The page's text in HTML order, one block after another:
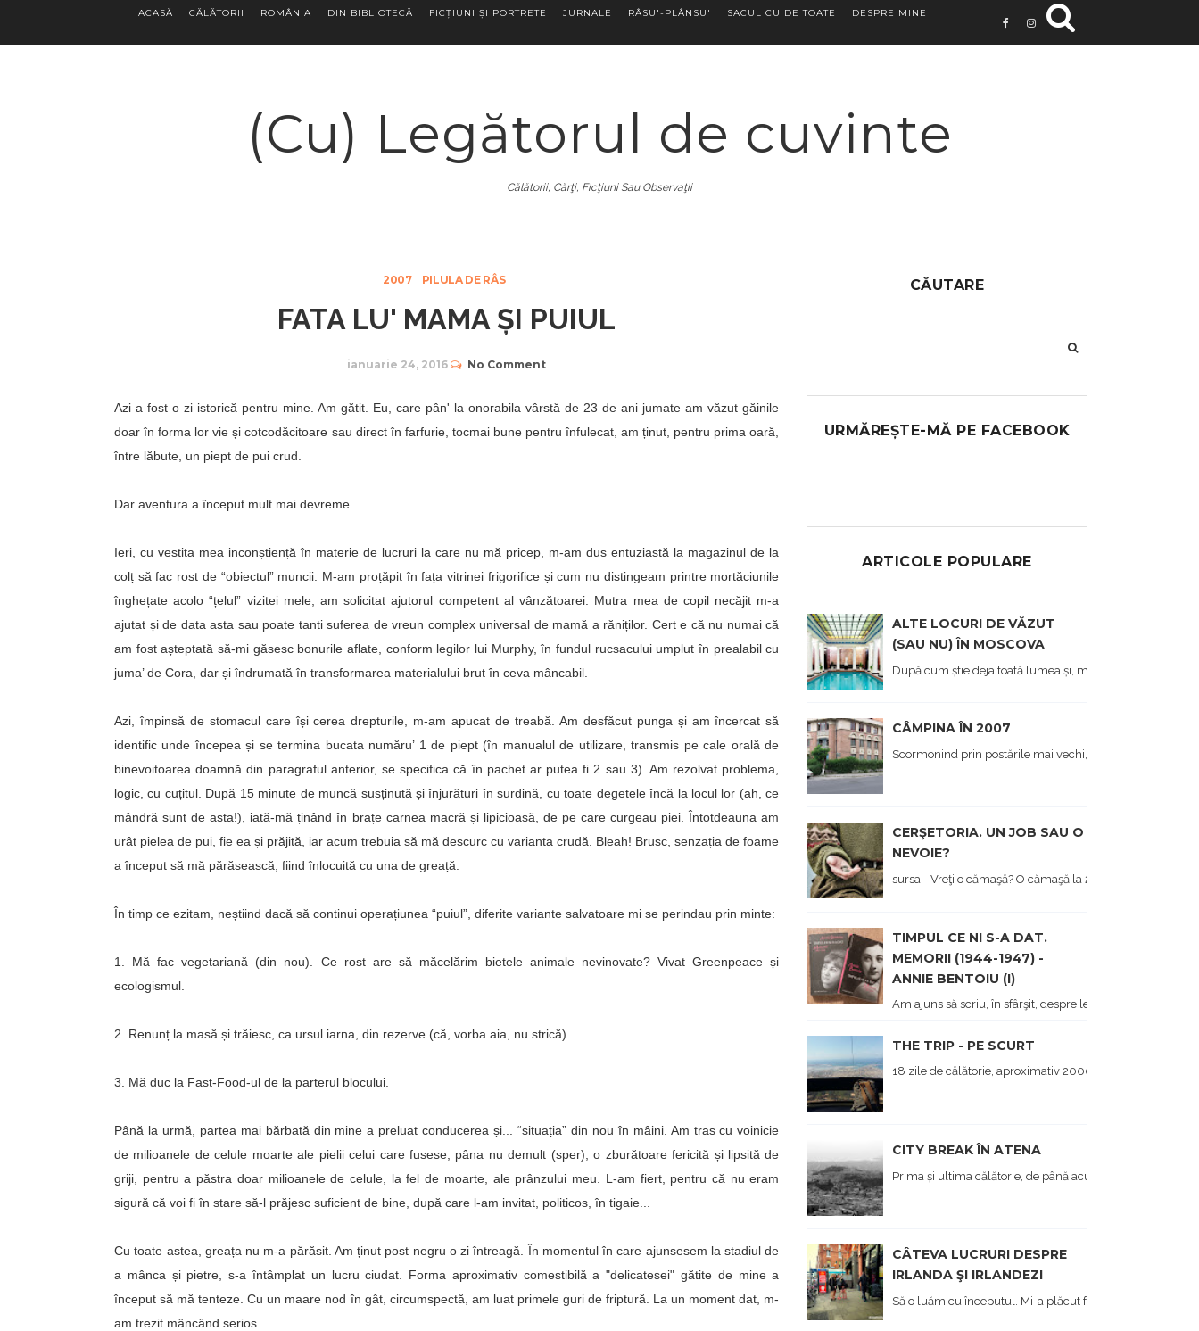
ACASĂ CĂLĂTORII ROMÂNIA DIN BIBLIOTECĂ FICȚIUNI ȘI PORTRETE JURNALE RÂSU'-PLÂNSU' SACUL CU DE TOATE DESPRE MINE
(Cu) Legătorul de cuvinte
Călătorii, Cărţi, Ficţiuni Sau Observaţii
2007 PILULA DE RÂS
FATA LU' MAMA ȘI PUIUL
ianuarie 24, 2016 No Comment
Azi a fost o zi istorică pentru mine. Am gătit. Eu, care pân' la onorabila vârstă de 23 de ani jumate am văzut găinile
doar în forma lor vie și cotcodăcitoare sau direct în farfurie, tocmai bune pentru înfulecat, am ținut, pentru prima oară,
între lăbute, un piept de pui crud.
Dar aventura a început mult mai devreme...
Ieri, cu vestita mea inconștiență în materie de lucruri la care nu mă pricep, m-am dus entuziastă la magazinul de la
colț să fac rost de “obiectul” muncii. M-am proțăpit în fața vitrinei frigorifice și cum nu distingeam printre mortăciunile
înghețate acolo “țelul” vizitei mele, am solicitat ajutorul competent al vânzătoarei. Mutra mea de copil necăjit m-a
ajutat și de data asta sau poate tanti suferea de vreun complex universal de mamă a răniților. Cert e că nu numai că
am fost așteptată să-mi găsesc bonurile aflate, conform legilor lui Murphy, în fundul rucsacului umplut în prealabil cu
juma’ de Cora, dar și îndrumată în transformarea materialului brut în ceva mâncabil.
Azi, împinsă de stomacul care își cerea drepturile, m-am apucat de treabă. Am desfăcut punga și am încercat să
identific unde începea și se termina bucata număru’ 1 de piept (în manualul de utilizare, transmis pe cale orală de
binevoitoarea doamnă din paragraful anterior, se specifica că în pachet ar putea fi 2 sau 3). Am rezolvat problema,
logic, cu cuțitul. După 15 minute de muncă susținută și înjurături în surdină, cu toate degetele încă la locul lor (ah, ce
mândră sunt de asta!), iată-mă ținând în brațe carnea macră și lipicioasă, de pe care curgeau piei. Întotdeauna am
urât pielea de pui, fie ea și prăjită, iar acum trebuia să mă descurc cu varianta crudă. Bleah! Brusc, senzația de foame
a început să mă părăsească, fiind înlocuită cu una de greață.
În timp ce ezitam, neștiind dacă să continui operațiunea “puiul”, diferite variante salvatoare mi se perindau prin minte:
1. Mă fac vegetariană (din nou). Ce rost are să măcelărim bietele animale nevinovate? Vivat Greenpeace și
ecologismul.
2. Renunț la masă și trăiesc, ca ursul iarna, din rezerve (că, vorba aia, nu strică).
3. Mă duc la Fast-Food-ul de la parterul blocului.
Până la urmă, partea mai bărbată din mine a preluat conducerea și... “situația” din nou în mâini. Am tras cu voinicie
de milioanele de celule moarte ale pielii celui care fusese, pâna nu demult (sper), o zburătoare fericită și lipsită de
griji, pentru a păstra doar milioanele de celule, la fel de moarte, ale prânzului meu. L-am fiert, pentru că nu eram
sigură că voi fi în stare să-l prăjesc suficient de bine, după care l-am invitat, politicos, în tigaie...
Cu toate astea, greața nu m-a părăsit. Am ținut post negru o zi întreagă. În momentul în care ajunsesem la stadiul de
a mânca și pietre, s-a întâmplat un lucru ciudat. Forma aproximativ comestibilă a "delicatesei" gătite de mine a
început să mă tenteze. Cu un maare nod în gât, circumspectă, am luat primele guri de friptură. La un moment dat, m-
am trezit mâncând serios.
CĂUTARE
URMĂREȘTE-MĂ PE FACEBOOK
ARTICOLE POPULARE
ALTE LOCURI DE VĂZUT
(SAU NU) ÎN MOSCOVA
După cum știe deja toată lumea și, mai ales cei care îmi
CÂMPINA ÎN 2007
Scormonind prin postările mai vechi, din prima viață a
CERŞETORIA. UN JOB SAU O
NEVOIE?
sursa - Vreţi o cămaşă? O cămaşă la 2 lei dau... - Hai să
TIMPUL CE NI S-A DAT.
MEMORII (1944-1947) -
ANNIE BENTOIU (I)
Am ajuns să scriu, în sfârşit, despre lectura mea de
THE TRIP - PE SCURT
18 zile de călătorie, aproximativ 2000 de kilometri
CITY BREAK ÎN ATENA
Prima și ultima călătorie, de până acum, a anului, a fost
CÂTEVA LUCRURI DESPRE
IRLANDA ŞI IRLANDEZI
Să o luăm cu începutul. Mi-a plăcut foarte mult Irlanda,